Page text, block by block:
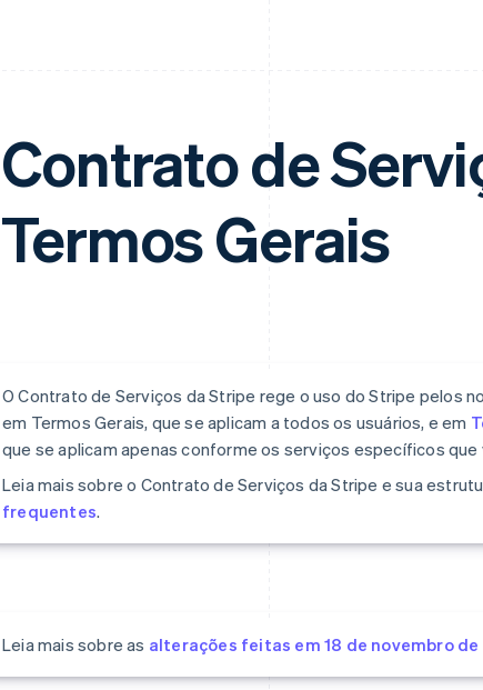
Contrato de
Termos Gerais
O Contrato de Serviços da Stripe rege o uso do Stripe pelos
em Termos Gerais, que se aplicam a todos os usuários, e em
que se aplicam apenas conforme os serviços específicos que
Leia mais sobre o Contrato de Serviços da Stripe e sua
frequentes.
Leia mais sobre as alterações feitas em 18 de novembro de